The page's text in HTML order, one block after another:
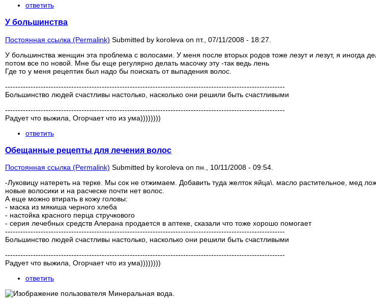
ответить
У большинства
Постоянная ссылка (Permalink) Submitted by koroleva on пт., 07/11/2008 - 18:27.
У большинства женщин эта проблема с волосами. У меня после вторых родов тоже лезут и лезут, я иногда
потом все по новой. Мне бы еще регулярно делать масочку эту -так ведь лень
Где то у меня рецептик был надо бы поискать от выпадения волос.
--------------------------------------------------------------------------------------------------------------
Большинство людей счастливы настолько, насколько они решили быть счастливыми
--------------------------------------------------------------------------------------------------------------
Радует что выжила, Огорчает что из ума))))))))
ответить
Обещанные рецепты для лечения волос
Постоянная ссылка (Permalink) Submitted by koroleva on пн., 10/11/2008 - 09:54.
-Луковицу натереть на терке. Мы сок не отжимаем. Добавить туда желток яйца\. масло растительное, мед
новые волосики и на расческе почти нет волос.
А еще можно втирать в кожу головы:
- маска из мякиша черного хлеба
- настойка красного перца стручкового
- серия лечебных средств Алерана продается в аптеке, сказали что тоже хорошо помогает
--------------------------------------------------------------------------------------------------------------
Большинство людей счастливы настолько, насколько они решили быть счастливыми
--------------------------------------------------------------------------------------------------------------
Радует что выжила, Огорчает что из ума))))))))
ответить